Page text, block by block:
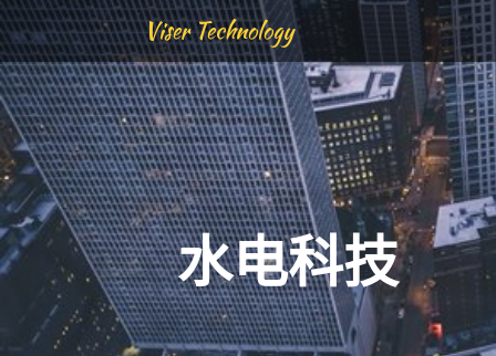
Viser Technology
水电科技